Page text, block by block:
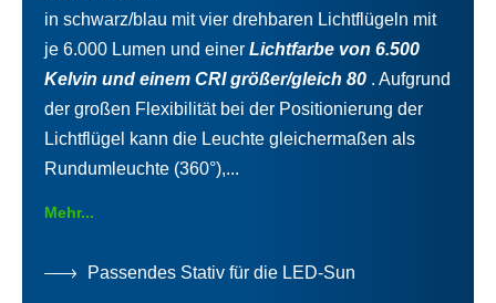
in schwarz/blau mit vier drehbaren Lichtflügeln mit
je 6.000 Lumen und einer Lichtfarbe von 6.500
Kelvin und einem CRI größer/gleich 80 . Aufgrund
der großen Flexibilität bei der Positionierung der
Lichtflügel kann die Leuchte gleichermaßen als
Rundumleuchte (360°),...
Mehr...
Passendes Stativ für die LED-Sun